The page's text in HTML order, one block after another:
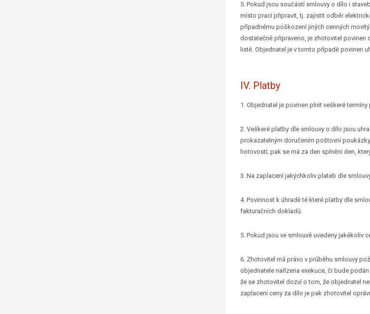
5. Pokud jsou součástí smlouvy o dílo i
místo prací připravit, tj. zajistit odběr
případnému poškození jiných cenných
dostatečně připraveno, je zhotovitel
listě. Objednatel je v tomto případě povinen
IV. Platby
1. Objednatel je povinen plnit veškeré
2. Veškeré platby dle smlouvy o dílo jsou
prokazatelným doručením poštovní
hotovostí; pak se má za den splnění den,
3. Na zaplacení jakýchkoliv plateb dle
4. Povinnost k úhradě té které platby dle
fakturačních dokladů.
5. Pokud jsou ve smlouvě uvedeny jakékoliv
6. Zhotovitel má právo v průběhu smlouvy
objednatele nařízena exekuce, či bude
že se zhotovitel dozví o tom, že objednatel
zaplacení ceny za dílo je pak zhotovitel